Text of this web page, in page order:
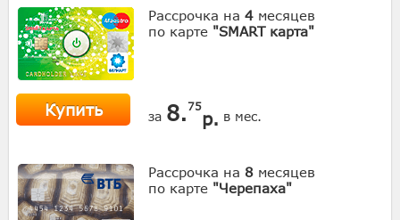
Рассрочка на 4 месяцев
по карте "SMART карта"
Купить за 8. 75
р. в мес.
Рассрочка на 8 месяцев
по карте "Черепаха"